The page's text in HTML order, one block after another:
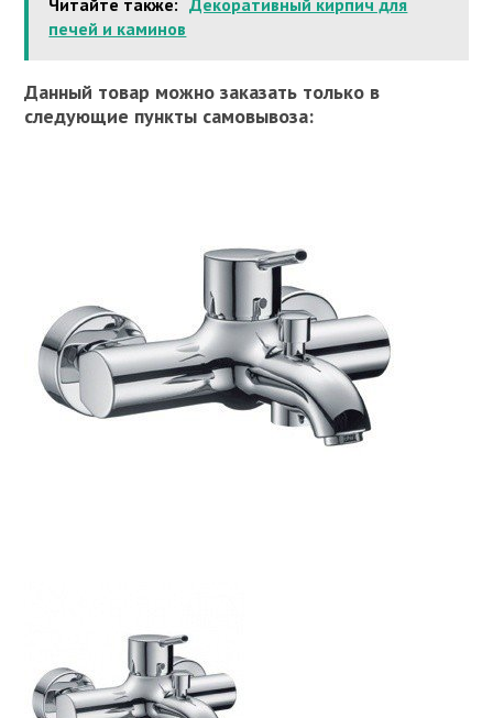
Читайте также: Декоративный кирпич для
печей и каминов
Данный товар можно заказать только в
следующие пункты самовывоза: